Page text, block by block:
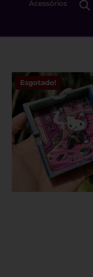
Acessórios
Esgotado!